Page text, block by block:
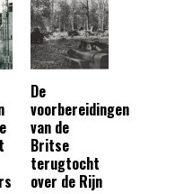
De
voorbereidingen
van de
Britse
terugtocht
over de Rijn